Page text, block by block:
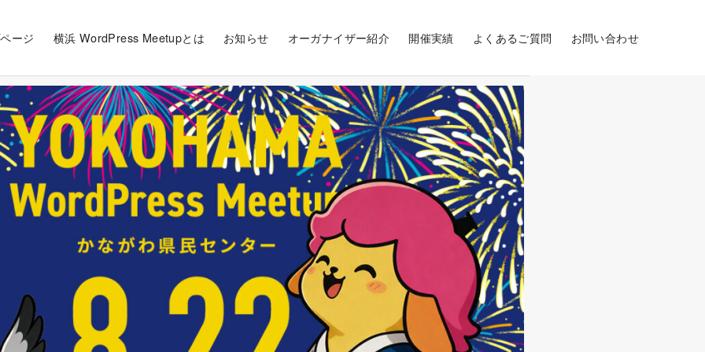
ージ 横浜 WordPress Meetupとは お知らせ オーガナイザー紹介 開催実績 よくあるご質問 お問い合わせ